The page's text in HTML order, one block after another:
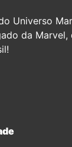
Universo
da